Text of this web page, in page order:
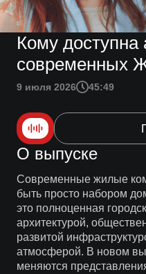
Кому доступна
современных
9 июля 2026 45:49
О выпуске
Современные жилые
быть просто набором
это полноценная
архитектурой,
развитой
атмосферой. В новом
меняются